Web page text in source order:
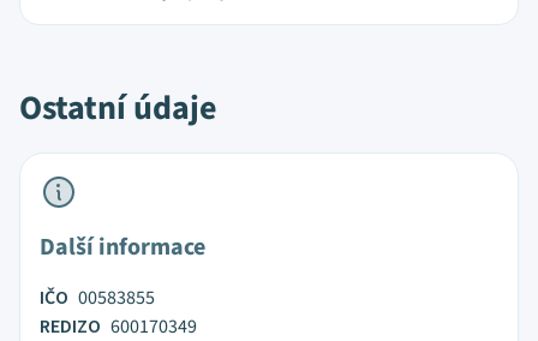
Ostatní údaje
Další informace
IČO 00583855
REDIZO 600170349